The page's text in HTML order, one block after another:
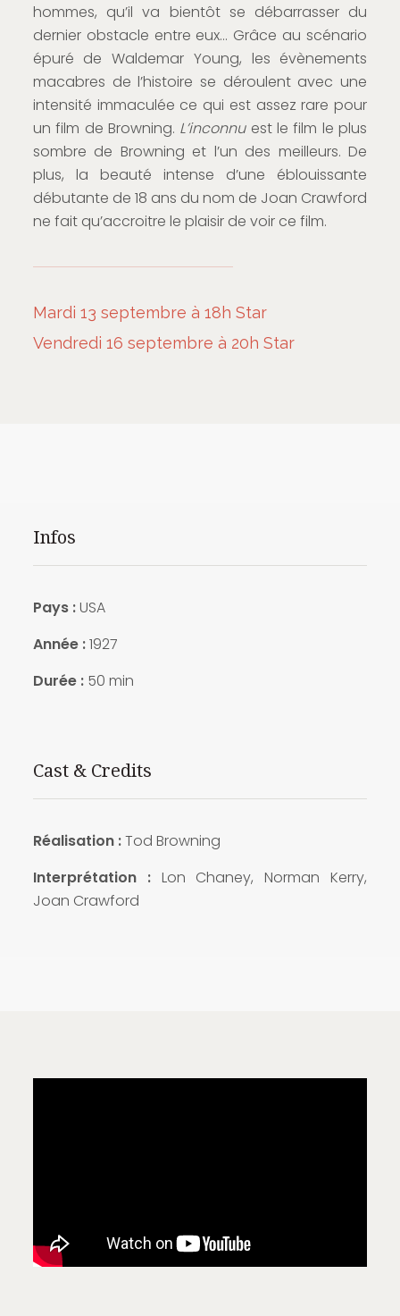
hommes, qu’il va bientôt se débarrasser du
dernier obstacle entre eux… Grâce au scénario
épuré de Waldemar Young, les évènements
macabres de l’histoire se déroulent avec une
intensité immaculée ce qui est assez rare pour
un film de Browning. L’inconnuest le film le plus
sombre de Browning et l’un des meilleurs. De
plus, la beauté intense d’une éblouissante
débutante de 18 ans du nom de Joan Crawford
ne fait qu’accroitre le plaisir de voir ce film.
Mardi 13 septembre à 18h Star
Vendredi 16 septembre à 20h Star
Infos
Pays :USA
Année :1927
Durée : 50 min
Cast & Credits
Réalisation :Tod Browning
Interprétation : Lon Chaney, Norman Kerry,
Joan Crawford